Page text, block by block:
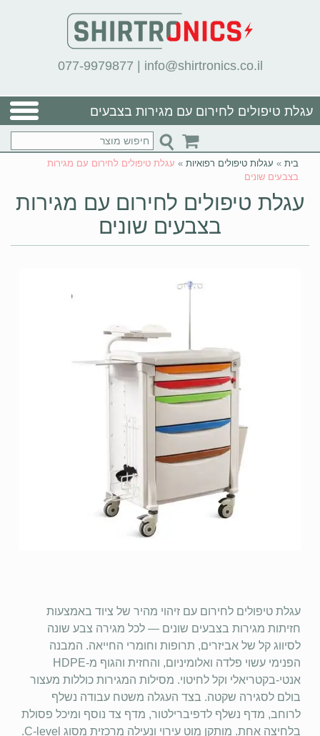
077-9979877 | info@shirtronics.co.il
עגלת טיפולים לחירום עם מגירות בצבעים
בית » עגלות טיפולים רפואיות » עגלת טיפולים לחירום עם מגירות
בצבעים שונים
עגלת טיפולים לחירום עם מגירות
בצבעים שונים
עגלת טיפולים לחירום עם זיהוי מהיר של ציוד באמצעות
חזיתות מגירות בצבעים שונים — לכל מגירה צבע שונה
לסיווג קל של אביזרים, תרופות וחומרי החייאה. המבנה
הפנימי עשוי פלדה ואלומיניום, והחזית והגוף מ-HDPE
אנטי-בקטריאלי וקל לחיטוי. מסילות המגירות כוללות מעצור
בולם לסגירה שקטה. בצד העגלה משטח עבודה נשלף
לרוחב, מדף נשלף לדפיברילטור, מדף צד נוסף ומיכל פסולת
בלחיצה אחת. מותקן מוט עירוי ונעילה מרכזית מסוג C-level.